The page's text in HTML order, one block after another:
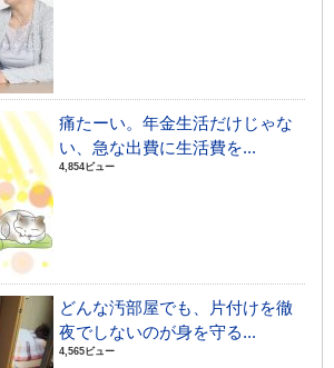
痛たーい。年金生活だけじゃな
い、急な出費に生活費を...
4,854ビュー
どんな汚部屋でも、片付けを徹
夜でしないのが身を守る...
4,565ビュー